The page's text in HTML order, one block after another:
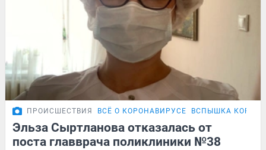
ПРОИСШЕСТВИЯ ВСЁ О КОРОНАВИРУСЕ ВСПЫШКА
Эльза Сыртланова отказалась от
поста главврача поликлиники №38